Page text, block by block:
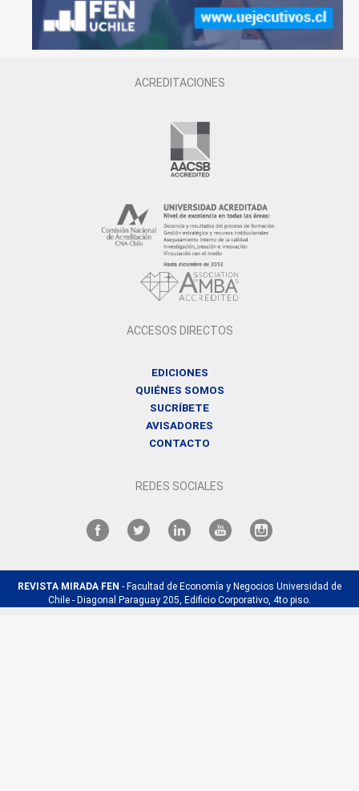
ACREDITACIONES
ACCESOS DIRECTOS
EDICIONES
QUIÉNES SOMOS
SUCRÍBETE
AVISADORES
CONTACTO
REDES SOCIALES
REVISTA MIRADA FEN - Facultad de Economía y Negocios Universidad de
Chile - Diagonal Paraguay 205, Edificio Corporativo, 4to piso.